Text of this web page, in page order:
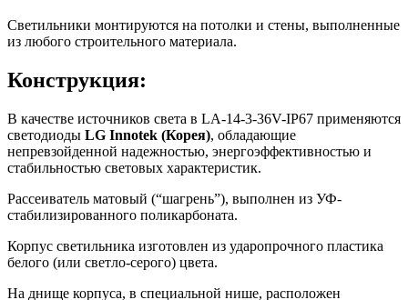
Светильники монтируются на потолки и стены, выполненные
из любого строительного материала.
Конструкция:
В качестве источников света в LA-14-3-36V-IP67 применяются
светодиоды LG Innotek (Корея), обладающие
непревзойденной надежностью, энергоэффективностью и
стабильностью световых характеристик.
Рассеиватель матовый (“шагрень”), выполнен из УФ-
стабилизированного поликарбоната.
Корпус светильника изготовлен из ударопрочного пластика
белого (или светло-серого) цвета.
На днище корпуса, в специальной нише, расположен